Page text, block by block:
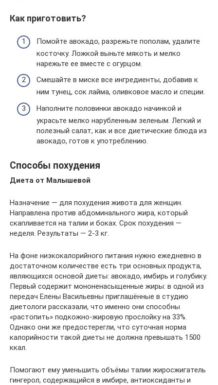
Как приготовить?
Помойте авокадо, разрежьте пополам, удалите
косточку. Ложкой выньте мякоть и мелко
нарежьте ее вместе с огурцом.
Смешайте в миске все ингредиенты, добавив к
ним тунец, сок лайма, оливковое масло и специи.
Наполните половинки авокадо начинкой и
украсьте мелко нарубленным зеленым. Легкий и
полезный салат, как и все диетические блюда из
авокадо, готов к употреблению.
Способы похудения
Диета от Малышевой
Назначение — для похудения живота для женщин.
Направлена против абдоминального жира, который
скапливается на талии и боках. Срок похудения —
неделя. Результаты — 2-3 кг.
На фоне низкокалорийного питания нужно ежедневно в
достаточном количестве есть три основных продукта,
являющихся основой диеты: авокадо, имбирь и голубику.
Первый содержит мононенасыщенные жиры: в одной из
передач Елены Васильевны приглашённые в студию
диетологи рассказали, что именно они способны
«растопить» подкожно-жировую прослойку на 33%.
Однако они же предостерегли, что суточная норма
калорийности такой диеты не должна превышать 1500
ккал.
Помогают ему уменьшить объёмы талии жиросжигатель
гингерол, содержащийся в имбире, антиоксиданты и